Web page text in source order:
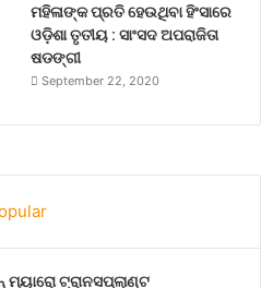
ମହିଳାଙ୍କ ପ୍ରତି ହେଉଥିବା ହିଂସାରେ
ଓଡ଼ିଶା ତୃତୀୟ : ସାଂସଦ ଅପରାଜିତା
ଷଡଙ୍ଗୀ
September 22, 2020
ମ୍ୟାରୋ ଟ୍ରାନସପ୍ଲାଣ୍ଟ